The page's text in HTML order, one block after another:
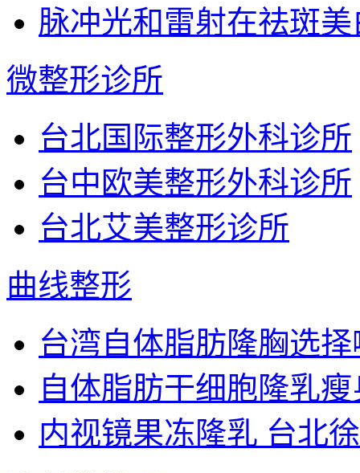
脉冲光和雷射在祛斑
微整形诊所
台北国际整形外科诊所
台中欧美整形外科诊所
台北艾美整形诊所
曲线整形
台湾自体脂肪隆胸选
自体脂肪干细胞隆乳
内视镜果冻隆乳 台北